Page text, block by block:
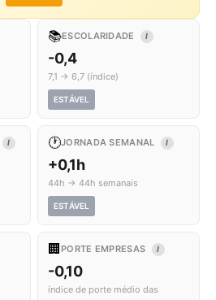
📚ESCOLARIDADE I
-0,4
7,1 → 6,7 (índice)
ESTÁVEL
I 🕐JORNADA SEMANAL I
+0,1h
44h → 44h semanais
ESTÁVEL
🏢 PORTE EMPRESAS I
-0,10
índice de porte médio das